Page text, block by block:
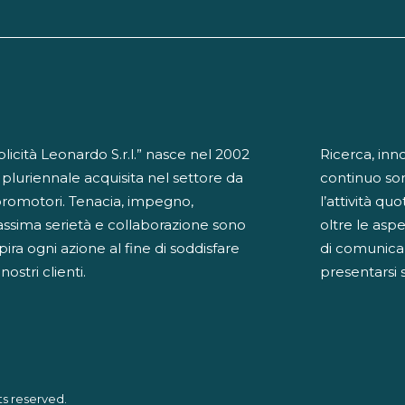
Leonardo S.r.l.” nasce nel 2002
pluriennale acquisita nel settore da
Tenacia, impegno,
serietà e collaborazione sono
ogni azione al fine di soddisfare
clienti.
Ricerca,
continuo
l’attività
oltre le
di
presentarsi
reserved.